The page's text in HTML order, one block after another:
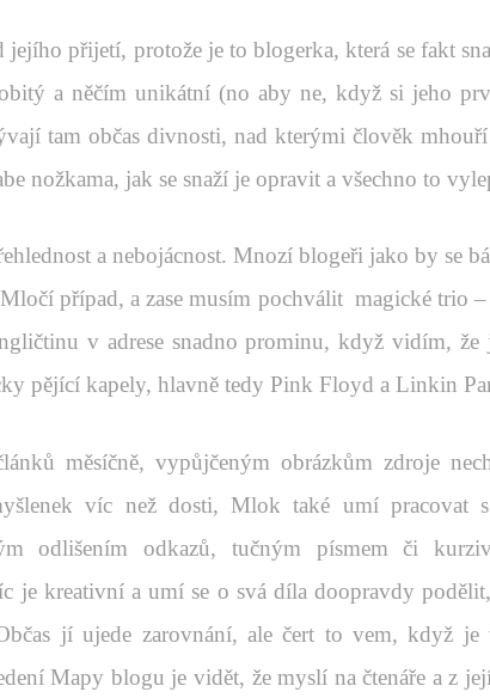
přijetí, protože je to blogerka, která se fakt
a něčím unikátní (no aby ne, když si jeho
tam občas divnosti, nad kterými člověk
nožkama, jak se snaží je opravit a všechno to
a nebojácnost. Mnozí blogeři jako by se
případ, a zase musím pochválit magické trio
v adrese snadno prominu, když vidím, že
pějící kapely, hlavně tedy Pink Floyd a Linkin
měsíčně, vypůjčeným obrázkům zdroje
víc než dosti, Mlok také umí pracovat s
odlišením odkazů, tučným písmem či
je kreativní a umí se o svá díla doopravdy
jí ujede zarovnání, ale čert to vem, když je
Mapy blogu je vidět, že myslí na čtenáře a z